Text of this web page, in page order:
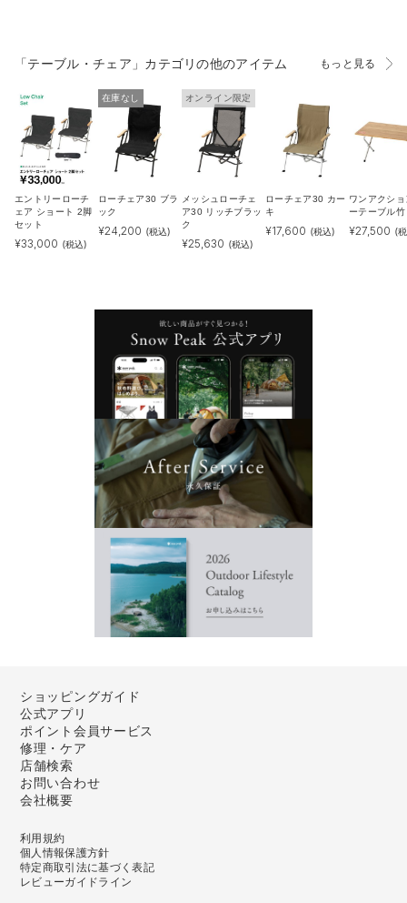
「テーブル・チェア」カテゴリの他のアイテム もっと見る
エントリーローチ
ェア ショート 2脚
セット
¥33,000 (税込)
在庫なし
ローチェア30 ブラ
ック
¥24,200 (税込)
オンライン限定
メッシュローチェ
ア30 リッチブラッ
ク
¥25,630 (税込)
ローチェア30 カー
キ
¥17,600 (税込)
ワンアクショ
ーテーブル竹
¥27,500 (
ショッピングガイド
公式アプリ
ポイント会員サービス
修理・ケア
店舗検索
お問い合わせ
会社概要
利用規約
個人情報保護方針
特定商取引法に基づく表記
レビューガイドライン